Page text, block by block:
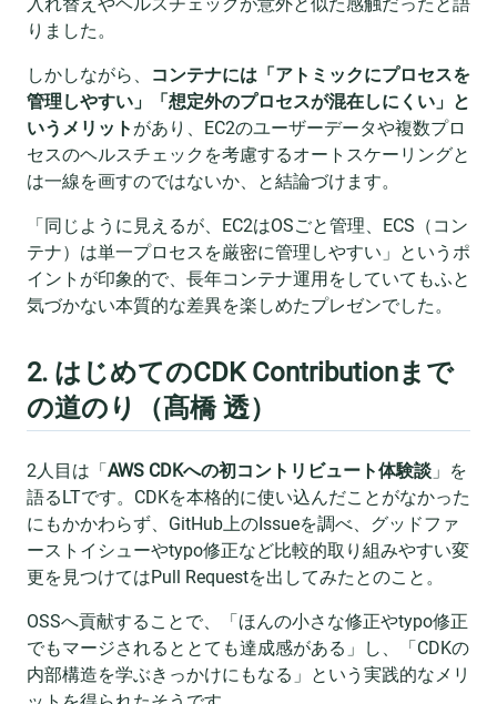
りました。
しかしながら、
コンテナには「アトミックにプロセスを
管理しやすい」「想定外のプロセスが混在しにくい」と
いうメリット があり、EC2のユーザーデータや複数プロ
セスのヘルスチェックを考慮するオートスケーリングと
は一線を画すのではないか、と結論づけます。
「同じように見えるが、EC2はOSごと管理、ECS（コン
テナ）は単一プロセスを厳密に管理しやすい」というポ
イントが印象的で、長年コンテナ運用をしていてもふと
気づかない本質的な差異を楽しめたプレゼンでした。
2. はじめてのCDK Contributionまで
の道のり（髙橋 透）
2人目は「 AWS CDKへの初コントリビュート体験談 」を
語るLTです。CDKを本格的に使い込んだことがなかった
にもかかわらず、GitHub上のIssueを調べ、グッドファ
ーストイシューやtypo修正など比較的取り組みやすい変
更を見つけてはPull Requestを出してみたとのこと。
OSSへ貢献することで、「ほんの小さな修正やtypo修正
でもマージされるととても達成感がある」し、「CDKの
内部構造を学ぶきっかけにもなる」という実践的なメリ